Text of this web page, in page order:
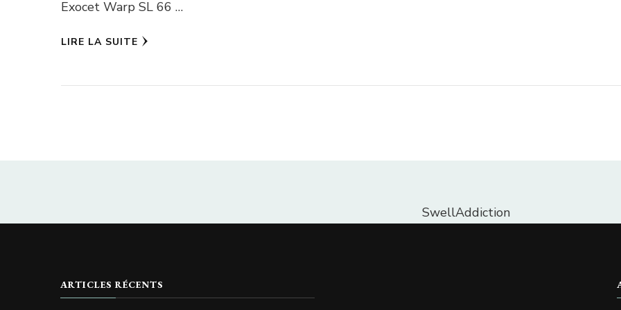
Exocet Warp SL 66 …
LIRE LA SUITE
SwellAddiction
ARTICLES RÉCENTS